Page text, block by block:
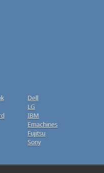
Dell
LG
IBM
Emachines
Fujitsu
Sony